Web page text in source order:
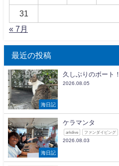
31
« 7月
最近の投稿
海日記
久しぶりのボート！
2026.08.05
海日記
ケラマンタ
arkdive ファンダイビング
2026.08.03